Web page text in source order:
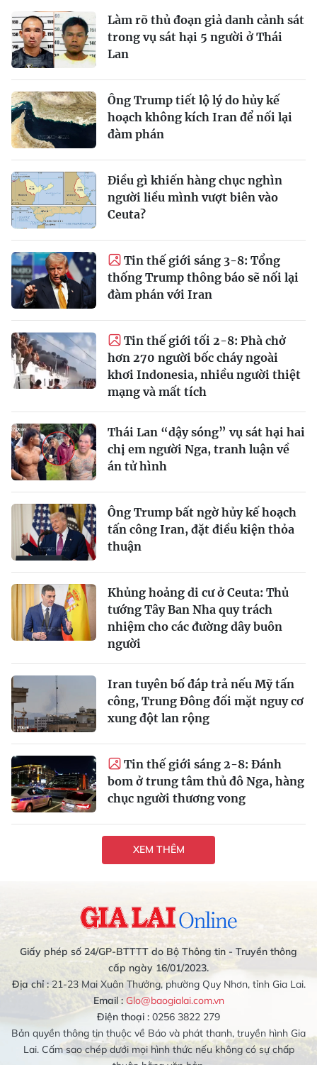
Làm rõ thủ đoạn giả danh cảnh sát
trong vụ sát hại 5 người ở Thái
Lan
Ông Trump tiết lộ lý do hủy kế
hoạch không kích Iran để nối lại
đàm phán
Điều gì khiến hàng chục nghìn
người liều mình vượt biên vào
Ceuta?
Tin thế giới sáng 3-8: Tổng
thống Trump thông báo sẽ nối lại
đàm phán với Iran
Tin thế giới tối 2-8: Phà chở
hơn 270 người bốc cháy ngoài
khơi Indonesia, nhiều người thiệt
mạng và mất tích
Thái Lan “dậy sóng” vụ sát hại hai
chị em người Nga, tranh luận về
án tử hình
Ông Trump bất ngờ hủy kế hoạch
tấn công Iran, đặt điều kiện thỏa
thuận
Khủng hoảng di cư ở Ceuta: Thủ
tướng Tây Ban Nha quy trách
nhiệm cho các đường dây buôn
người
Iran tuyên bố đáp trả nếu Mỹ tấn
công, Trung Đông đối mặt nguy cơ
xung đột lan rộng
Tin thế giới sáng 2-8: Đánh
bom ở trung tâm thủ đô Nga, hàng
chục người thương vong
XEM THÊM
Giấy phép số 24/GP-BTTTT do Bộ Thông tin - Truyền thông
cấp ngày 16/01/2023.
Địa chỉ :21-23 Mai Xuân Thưởng, phường Quy Nhơn, tỉnh Gia Lai.
Email : Glo@baogialai.com.vn
Điện thoại : 0256 3822 279
Bản quyền thông tin thuộc về Báo và phát thanh, truyền hình Gia
Lai. Cấm sao chép dưới mọi hình thức nếu không có sự chấp